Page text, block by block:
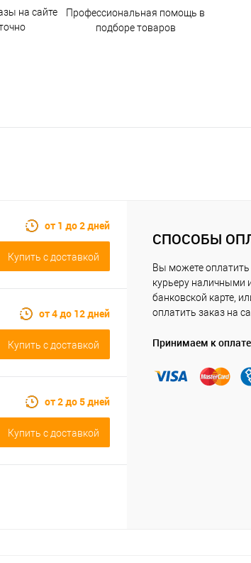
на сайте
Профессиональная помощь в
подборе товаров
от 1 до 2 дней
Купить c доставкой
от 4 до 12 дней
Купить c доставкой
от 2 до 5 дней
Купить c доставкой
СПОСОБЫ
Вы можете оплатить
курьеру наличными
банковской карте,
оплатить заказ на
Принимаем к оплате